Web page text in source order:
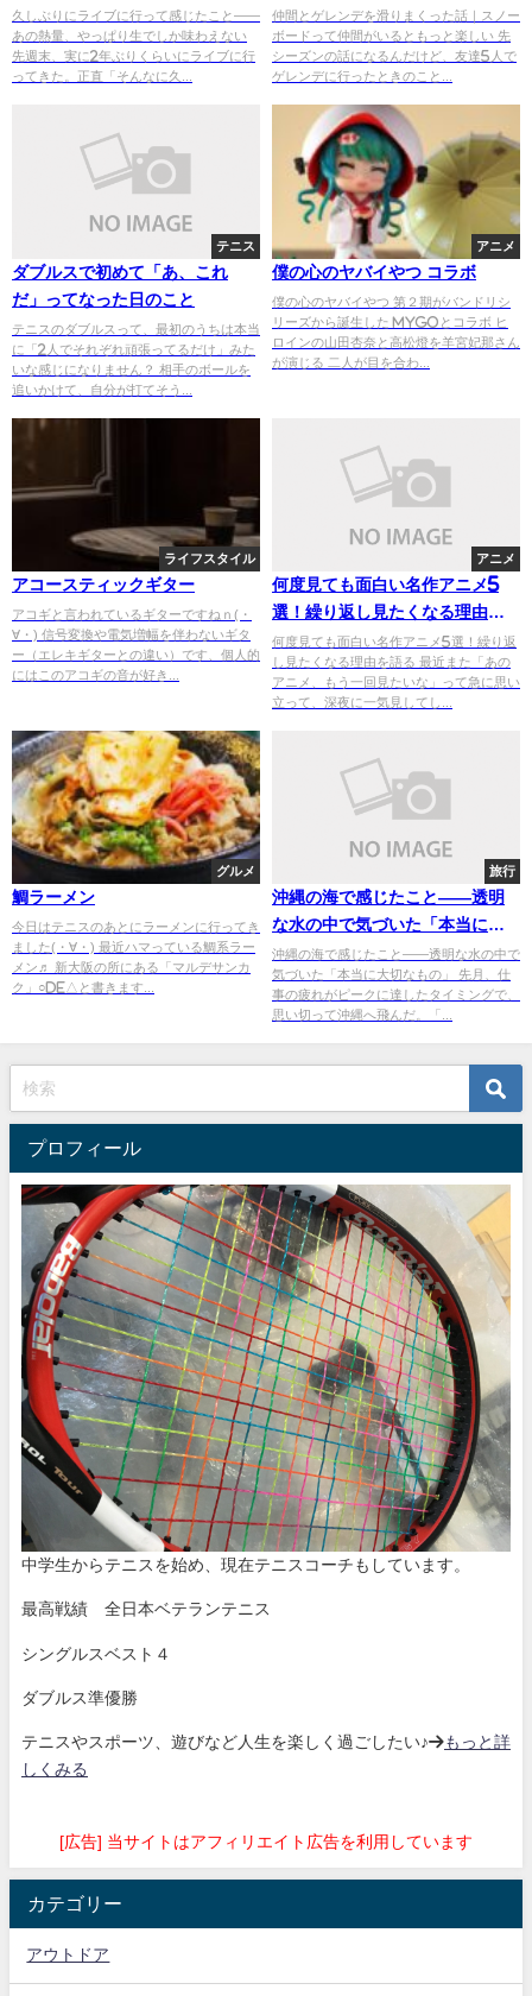
生でしか味わえない
久しぶりにライブに行って感じたこと——
あの熱量、やっぱり生でしか味わえない
先週末、実に2年ぶりくらいにライブに行
ってきた。正直「そんなに久...
高】
仲間とゲレンデを滑りまくった話｜スノー
ボードって仲間がいるともっと楽しい 先
シーズンの話になるんだけど、友達5人で
ゲレンデに行ったときのこと...
テニス
ダブルスで初めて「あ、これ
だ」ってなった日のこと
テニスのダブルスって、最初のうちは本当
に「2人でそれぞれ頑張ってるだけ」みた
いな感じになりません？ 相手のボールを
追いかけて、自分が打てそう...
アニメ
僕の心のヤバイやつ コラボ
僕の心のヤバイやつ 第２期がバンドリシ
リーズから誕生した MYGOとコラボ ヒ
ロインの山田杏奈と高松燈を羊宮妃那さん
が演じる 二人が目を合わ...
ライフスタイル
アコースティックギター
アコギと言われているギターですねｎ(・
∀・) 信号変換や電気増幅を伴わないギタ
ー（エレキギターとの違い）です、個人的
にはこのアコギの音が好き...
アニメ
何度見ても面白い名作アニメ5
選！繰り返し見たくなる理由を
語る
何度見ても面白い名作アニメ5選！繰り返
し見たくなる理由を語る 最近また「あの
アニメ、もう一回見たいな」って急に思い
立って、深夜に一気見してし...
グルメ
鯛ラーメン
今日はテニスのあとにラーメンに行ってき
ました(・∀・) 最近ハマっている鯛系ラー
メン♬ 新大阪の所にある「マルデサンカ
ク」○de△と書きます...
旅行
沖縄の海で感じたこと——透明
な水の中で気づいた「本当に大
切なもの」
沖縄の海で感じたこと——透明な水の中で
気づいた「本当に大切なもの」 先月、仕
事の疲れがピークに達したタイミングで、
思い切って沖縄へ飛んだ。「...
プロフィール
中学生からテニスを始め、現在テニスコーチもしています。
最高戦績 全日本ベテランテニス
シングルスベスト４
ダブルス準優勝
テニスやスポーツ、遊びなど人生を楽しく過ごしたい♪→もっと詳
しくみる
[広告] 当サイトはアフィリエイト広告を利用しています
カテゴリー
アウトドア